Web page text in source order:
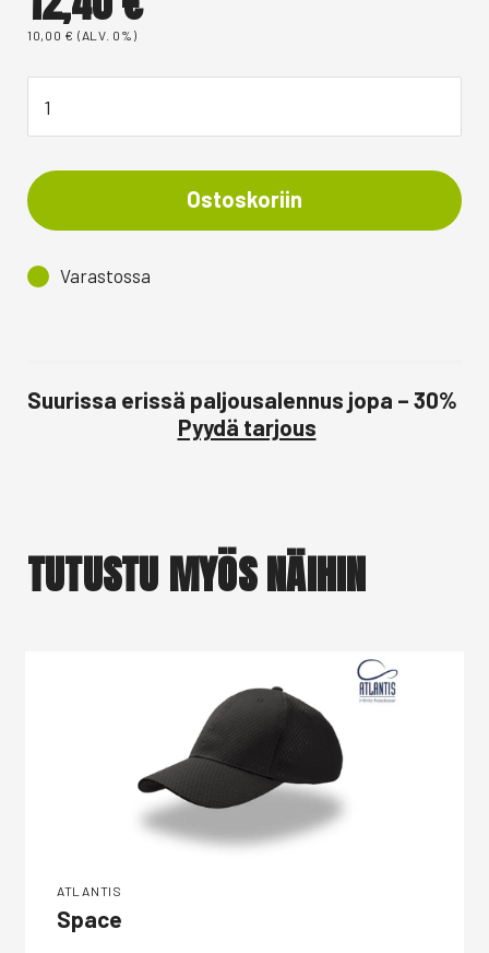
10,00 € (ALV. 0%)
Ostoskoriin
Varastossa
Suurissa erissä paljousalennus jopa – 30%
Pyydä tarjous
TUTUSTU MYÖS NÄIHIN
ATLANTIS
Space